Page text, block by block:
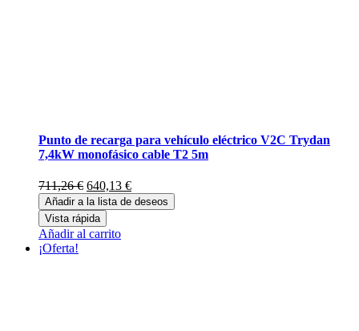
Punto de recarga para vehículo eléctrico V2C Trydan
7,4kW monofásico cable T2 5m
711,26€ El
precio
original
era:
711,26 €.
640,13 €El
precio
actual
Añadir a la lista de deseos
Vista rápida
Añadir al carrito
¡Oferta!